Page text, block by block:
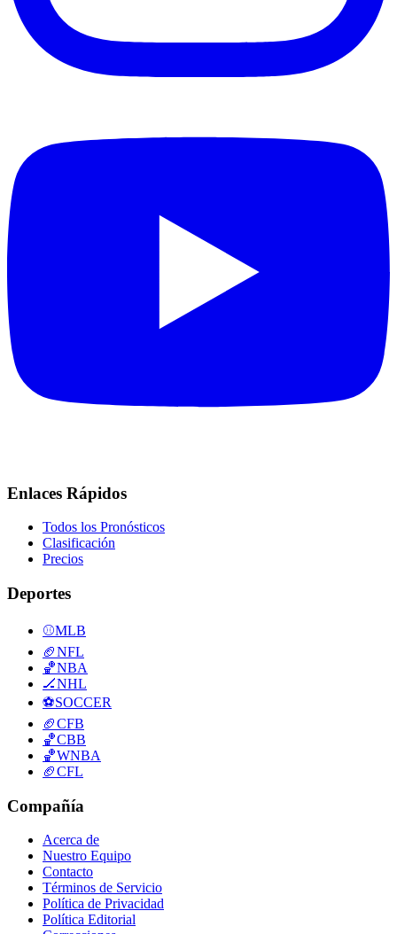
Enlaces Rápidos
Todos los Pronósticos
Clasificación
Precios
Deportes
⚾MLB
🏈NFL
🏀NBA
🏒NHL
⚽SOCCER
🏈CFB
🏀CBB
🏀WNBA
🏈CFL
Compañía
Acerca de
Nuestro Equipo
Contacto
Términos de Servicio
Política de Privacidad
Política Editorial